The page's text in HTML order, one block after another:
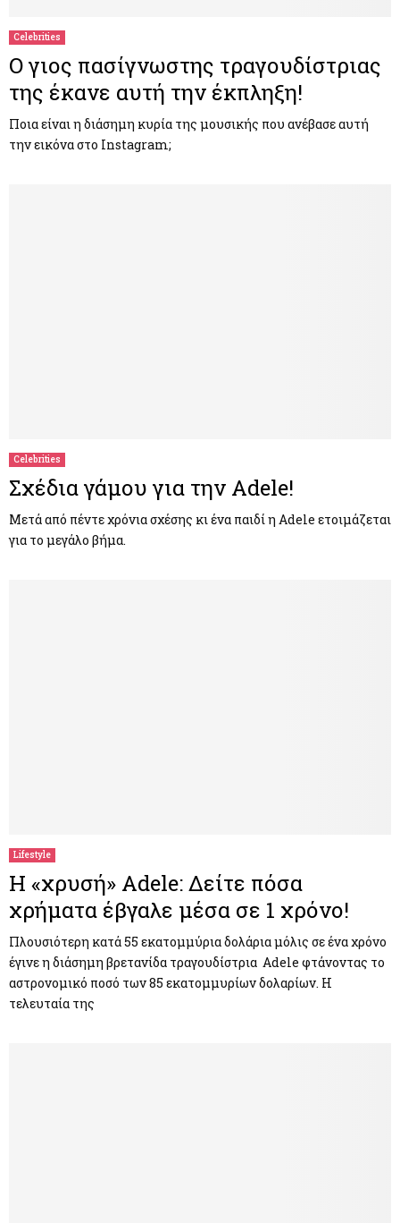
Celebrities
Ο γιος πασίγνωστης τραγουδίστριας
της έκανε αυτή την έκπληξη!
Ποια είναι η διάσημη κυρία της μουσικής που ανέβασε αυτή
την εικόνα στο Instagram;
Celebrities
Σχέδια γάμου για την Adele!
Μετά από πέντε χρόνια σχέσης κι ένα παιδί η Adele ετοιμάζεται
για το μεγάλο βήμα.
Lifestyle
Η «χρυσή» Adele: Δείτε πόσα
χρήματα έβγαλε μέσα σε 1 χρόνο!
Πλουσιότερη κατά 55 εκατομμύρια δολάρια μόλις σε ένα χρόνο
έγινε η διάσημη βρετανίδα τραγουδίστρια Adele φτάνοντας το
αστρονομικό ποσό των 85 εκατομμυρίων δολαρίων. Η
τελευταία της